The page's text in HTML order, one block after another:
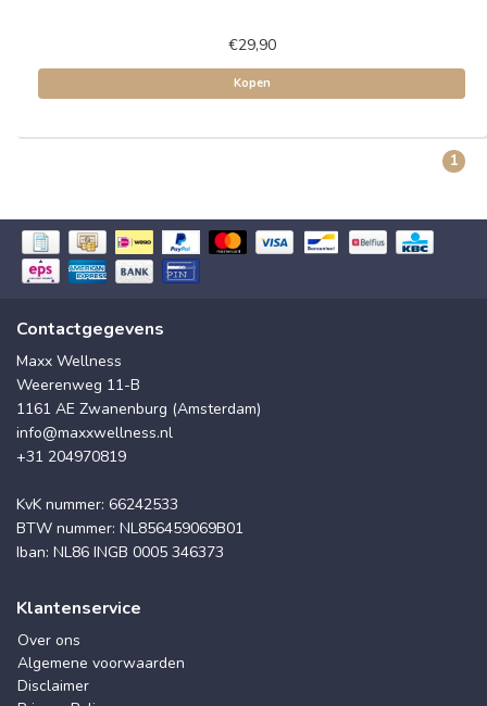
€29,90
Kopen
1
Contactgegevens
Maxx Wellness
Weerenweg 11-B
1161 AE Zwanenburg (Amsterdam)
info@maxxwellness.nl
+31 204970819
KvK nummer: 66242533
BTW nummer: NL856459069B01
Iban: NL86 INGB 0005 346373
Klantenservice
Over ons
Algemene voorwaarden
Disclaimer